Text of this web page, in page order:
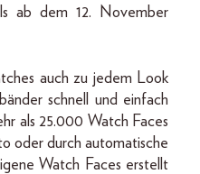
ab dem 12. November
auch zu jedem Look
schnell und einfach
als 25.000 Watch Faces
oder durch automatische
Watch Faces erstellt